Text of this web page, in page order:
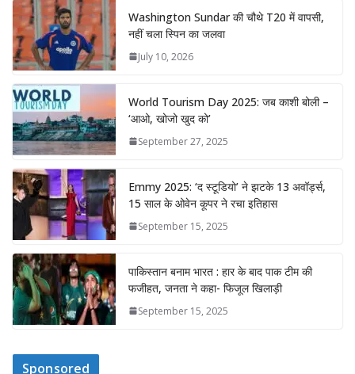
Washington Sundar की चौथे T20 में वापसी,
नहीं चला स्पिन का जलवा
July 10, 2026
World Tourism Day 2025: जब काशी बोली –
‘आओ, खोजो खुद को’
September 27, 2025
Emmy 2025: ‘द स्टूडियो’ ने झटके 13 अवॉर्ड्स,
15 साल के ओवेन कूपर ने रचा इतिहास
September 15, 2025
पाकिस्तान बनाम भारत : हार के बाद पाक टीम की
फजीहत, जनता ने कहा- फिजूल खिलाड़ी
September 15, 2025
Sponsored